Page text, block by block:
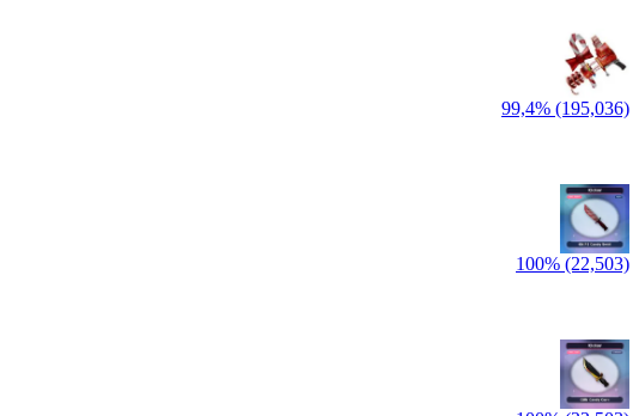
99,4% (195,036)
100% (22,503)